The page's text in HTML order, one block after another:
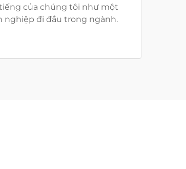
của chúng tôi như một
nghiệp đi đầu trong ngành.